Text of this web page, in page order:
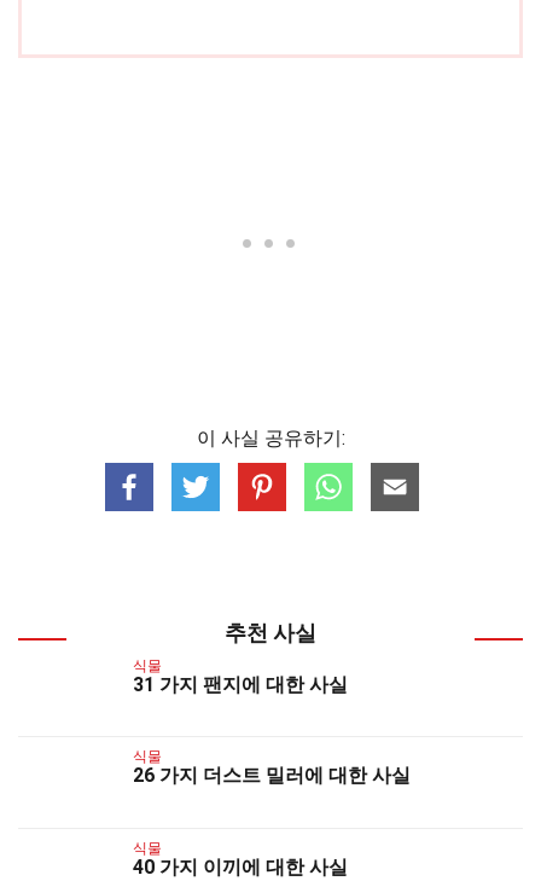
이 사실 공유하기:
추천 사실
식물
31 가지 팬지에 대한 사실
식물
26 가지 더스트 밀러에 대한 사실
식물
40 가지 이끼에 대한 사실